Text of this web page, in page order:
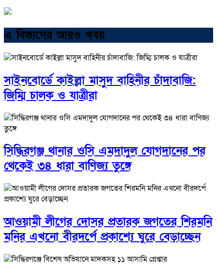
এ বিভাগের আরও খবর
সাইনবোর্ডে কাইল্লা মাসুদ বাহিনীর চাঁদাবাজি:
জিম্মি চালক ও যাত্রীরা
সিদ্ধিরগঞ্জ থানার ওসি এমদাদুল যোগদানের পর
থেকেই ৩৪ ধারা বাণিজ্য তুঙ্গে
আওয়ামী লীগের দোসর প্রতারক জগতের শিরমনি
মনির এখনো বীরদর্পে প্রকাশ্যে ঘুরে বেড়াচ্ছেন